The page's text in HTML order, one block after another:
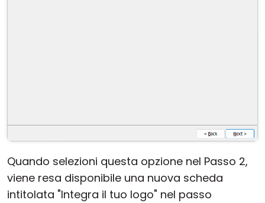
Quando selezioni questa opzione nel Passo 2,
viene resa disponibile una nuova scheda
intitolata "Integra il tuo logo" nel passo